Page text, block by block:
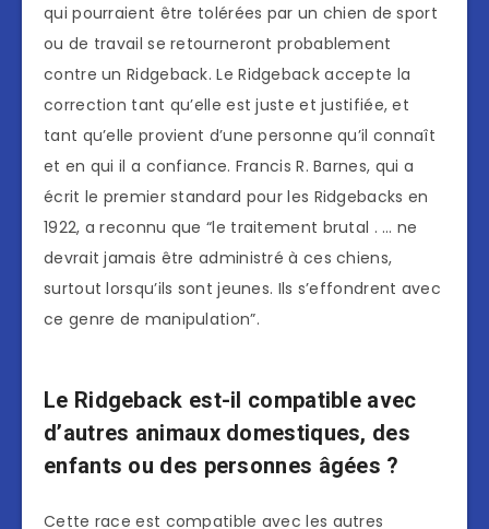
qui pourraient être tolérées par un chien de sport
ou de travail se retourneront probablement
contre un Ridgeback. Le Ridgeback accepte la
correction tant qu’elle est juste et justifiée, et
tant qu’elle provient d’une personne qu’il connaît
et en qui il a confiance. Francis R. Barnes, qui a
écrit le premier standard pour les Ridgebacks en
1922, a reconnu que “le traitement brutal . … ne
devrait jamais être administré à ces chiens,
surtout lorsqu’ils sont jeunes. Ils s’effondrent avec
ce genre de manipulation”.
Le Ridgeback est-il compatible avec
d’autres animaux domestiques, des
enfants ou des personnes âgées ?
Cette race est compatible avec les autres